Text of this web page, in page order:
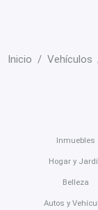
Inicio Vehículos
Inmuebles
Hogar y
Belleza
Autos y